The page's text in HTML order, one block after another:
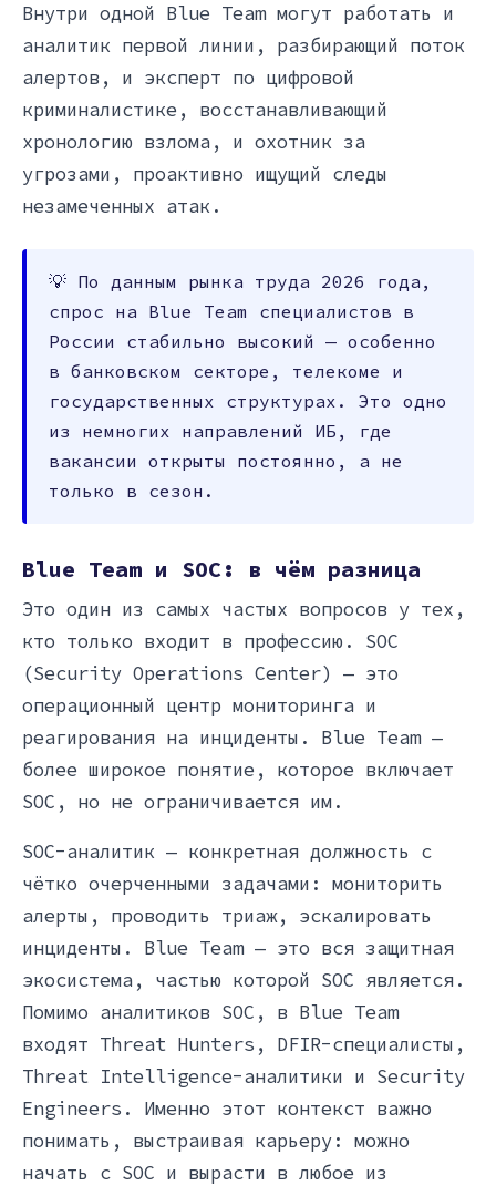
Внутри одной Blue Team могут работать и
аналитик первой линии, разбирающий поток
алертов, и эксперт по цифровой
криминалистике, восстанавливающий
хронологию взлома, и охотник за
угрозами, проактивно ищущий следы
незамеченных атак.
💡 По данным рынка труда 2026 года,
спрос на Blue Team специалистов в
России стабильно высокий — особенно
в банковском секторе, телекоме и
государственных структурах. Это одно
из немногих направлений ИБ, где
вакансии открыты постоянно, а не
только в сезон.
Blue Team и SOC: в чём разница
Это один из самых частых вопросов у тех,
кто только входит в профессию. SOC
(Security Operations Center) — это
операционный центр мониторинга и
реагирования на инциденты. Blue Team —
более широкое понятие, которое включает
SOC, но не ограничивается им.
SOC-аналитик — конкретная должность с
чётко очерченными задачами: мониторить
алерты, проводить триаж, эскалировать
инциденты. Blue Team — это вся защитная
экосистема, частью которой SOC является.
Помимо аналитиков SOC, в Blue Team
входят Threat Hunters, DFIR-специалисты,
Threat Intelligence-аналитики и Security
Engineers. Именно этот контекст важно
понимать, выстраивая карьеру: можно
начать с SOC и вырасти в любое из